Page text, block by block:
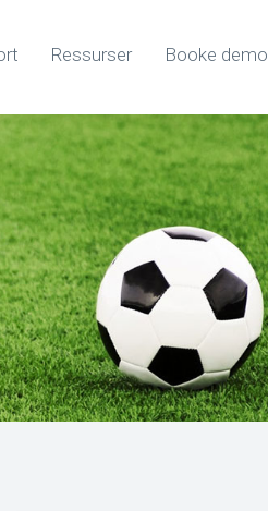
Ressurser Booke demo